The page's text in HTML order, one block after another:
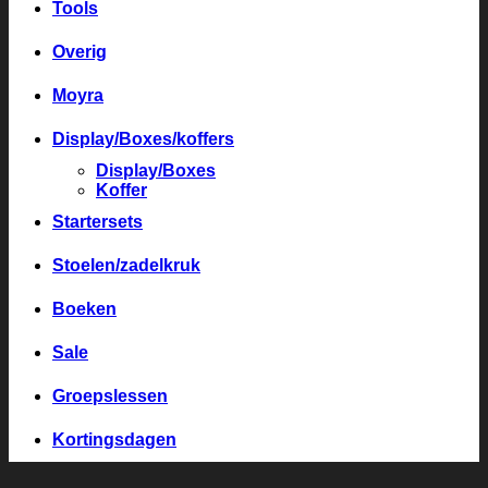
Tools
Overig
Moyra
Display/Boxes/koffers
Display/Boxes
Koffer
Startersets
Stoelen/zadelkruk
Boeken
Sale
Groepslessen
Kortingsdagen